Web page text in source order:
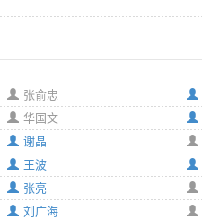
张俞忠
华国文
谢晶
王波
张亮
刘广海